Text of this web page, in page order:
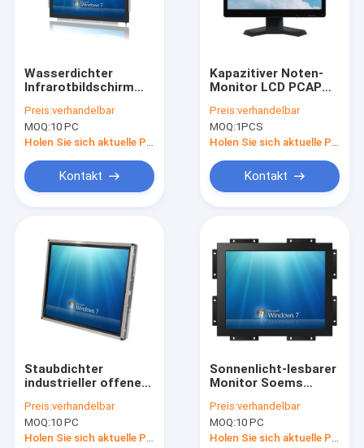
Produkte
Qualitätskontrolle
Kontakt
Alle Fälle
PCAP-Noten-Monitor
AIO-Note PC
PCAP-Touch Screen
Wasserdichter
Infrarotbildschirm
für Kioske 10 Punkte
multi Noten-
Preis:verhandelbar
MOQ:10 PC
Kontakt
Kapazitiver Noten-
Monitor LCD PCAP
Desktop 50-60 Hz
Preis:verhandelbar
MOQ:1PCS
Kontakt
Staubdichter
industrieller offener
Aluminiummonitor 19
Energie Zoll DCs 12V
Preis:verhandelbar
MOQ:10 PC
Holen Sie sich aktuelle Preis
Sonnenlicht-lesbarer
Monitor Soems
hohen Helligkeit
Preis:verhandelbar
MOQ:10 PC
Holen Sie sich aktuelle Preis